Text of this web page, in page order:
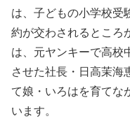
は、子どもの小学校受
約が交わされるところ
は、元ヤンキーで高校
させた社長・日高茉海
て娘・いろはを育てな
います。